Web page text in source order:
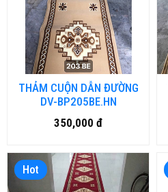
THẢM CUỘN DẪN ĐƯỜNG
DV-BP205BE.HN
350,000 đ
Hot